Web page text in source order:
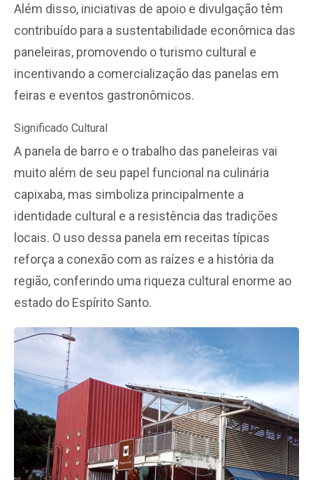
Além disso, iniciativas de apoio e divulgação têm
contribuído para a sustentabilidade econômica das
paneleiras, promovendo o turismo cultural e
incentivando a comercialização das panelas em
feiras e eventos gastronômicos.
Significado Cultural
A panela de barro e o trabalho das paneleiras vai
muito além de seu papel funcional na culinária
capixaba, mas simboliza principalmente a
identidade cultural e a resistência das tradições
locais. O uso dessa panela em receitas típicas
reforça a conexão com as raízes e a história da
região, conferindo uma riqueza cultural enorme ao
estado do Espírito Santo.